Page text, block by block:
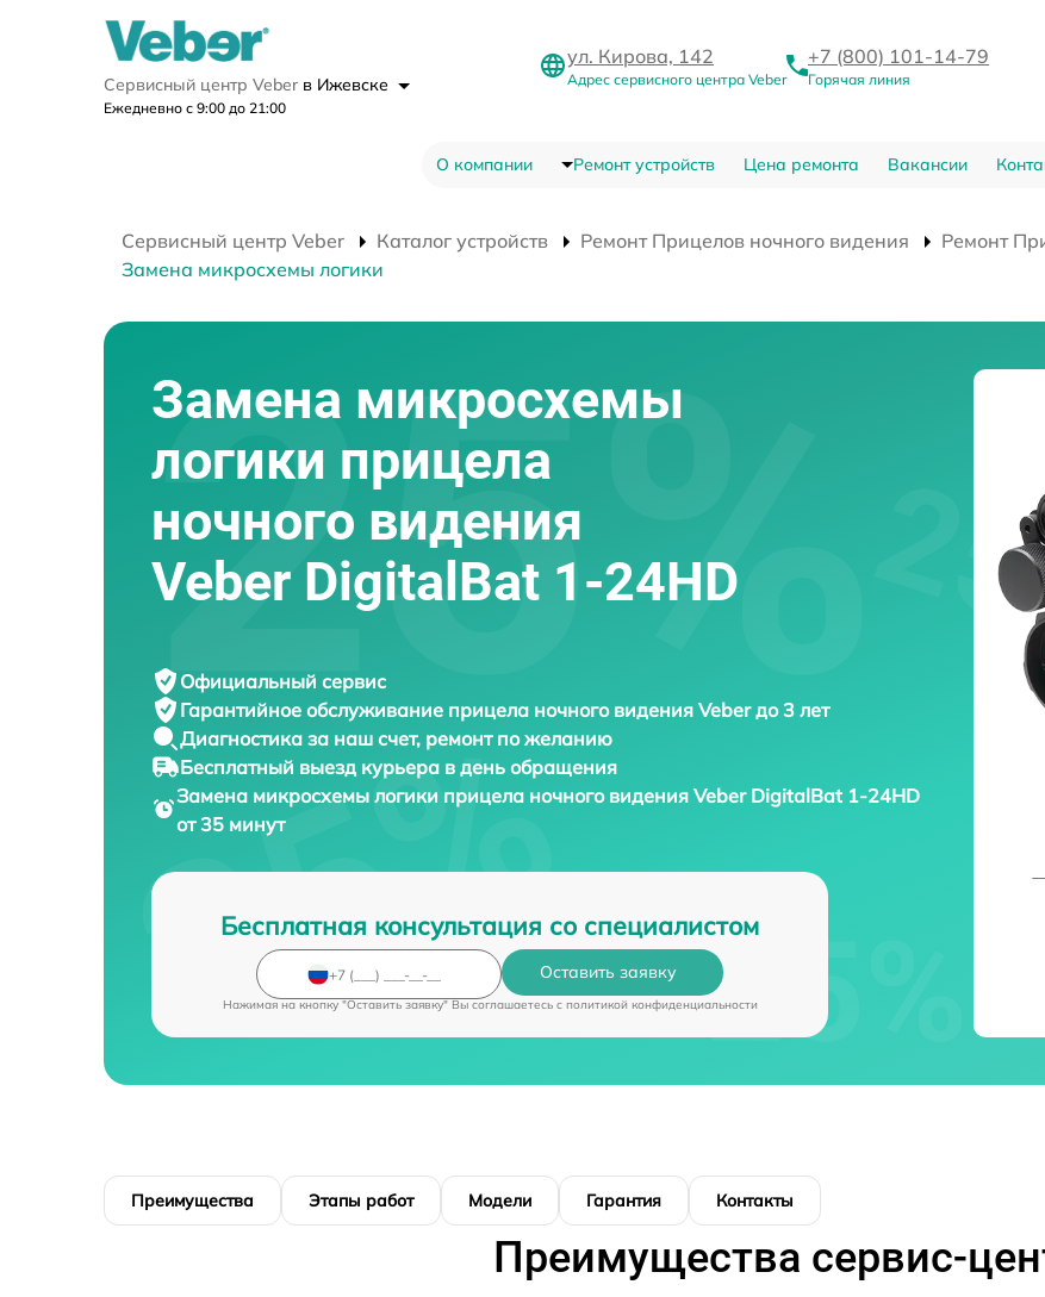
Сервисный центр Veber в Ижевске
Ежедневно с 9:00 до 21:00
ул. Кирова, 142
Адрес сервисного центра Veber
+7 (800) 101-14-79
Горячая линия
О компании Ремонт устройств Цена ремонта Вакансии
Сервисный центр Veber Каталог устройств Ремонт Прицелов ночного видения
Ремонт
Замена микросхемы логики
Замена микросхемы
логики прицела
ночного видения
Veber DigitalBat 1-24HD
Официальный сервис
Гарантийное обслуживание прицела ночного видения Veber до 3 лет
Диагностика за наш счет, ремонт по желанию
Бесплатный выезд курьера в день обращения
Замена микросхемы логики прицела ночного виденияVeber DigitalBat 1-24HD
от 35 минут
Бесплатная консультация со специалистом
Оставить заявку
Нажимая на кнопку "Оставить заявку" Вы соглашаетесь c политикой конфиденциальности
Преимущества Этапы работ Модели Гарантия Контакты
Преимущества сервис-